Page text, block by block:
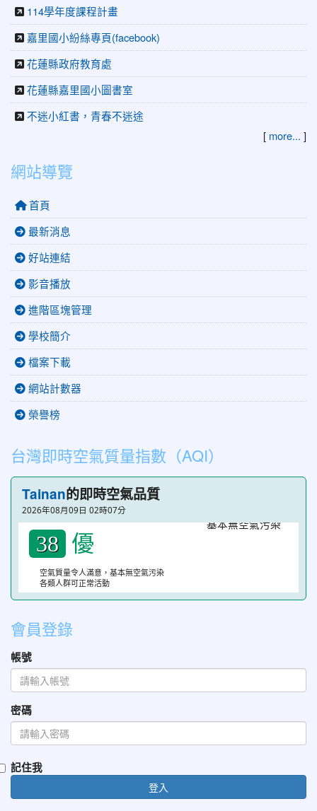
114學年度課程計畫
嘉里國小紛絲專頁(facebook)
花蓮縣政府教育處
花蓮縣嘉里國小圖書室
不迷小紅書，青春不迷途
[ more... ]
網站導覽
首頁
最新消息
好站連結
影音播放
進階區塊管理
學校簡介
檔案下載
網站計數器
榮譽榜
台灣即時空氣質量指數（AQI）
Tainan的即時空氣品質
2026年08月09日 02時07分
38 優
空氣質量令人滿意，基本無空氣污染
各類人群可正常活動
會員登錄
帳號
密碼
記住我
登入